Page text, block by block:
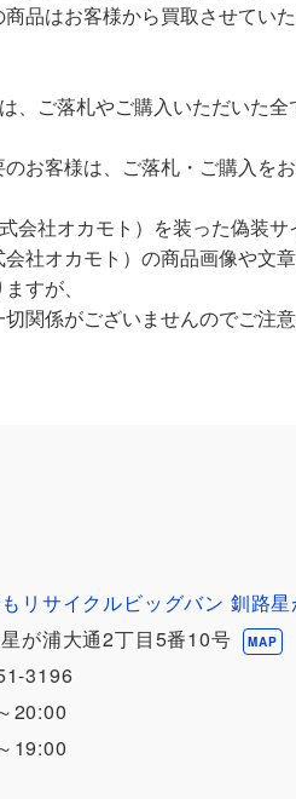
品はお客様から買取させてい
、ご落札やご購入いただいた
お客様は、ご落札・ご購入をお
会社オカモト）を装った偽装
社オカモト）の商品画像や文
すが、
関係がございませんのでご注意
リサイクルビッグバン 釧路
が浦大通2丁目5番10号 MAP
3196
20:00
19:00